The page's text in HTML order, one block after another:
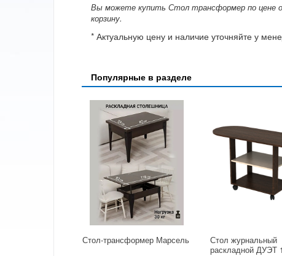
Вы можете купить Стол трансформер по цене
корзину.
* Актуальную цену и наличие уточняйте у
Популярные в разделе
Стол-трансформер Марсель
Стол журнальный
раскладной ДУЭТ 1